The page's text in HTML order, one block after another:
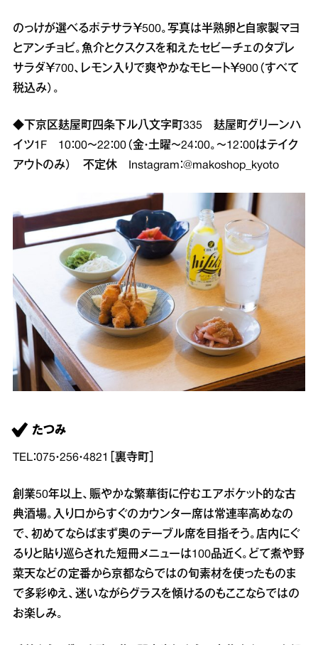
のっけが選べるポテサラ￥500。写真は半熟卵と自家製マヨ
とアンチョビ。魚介とクスクスを和えたセビーチェのタブレ
サラダ￥700、レモン入りで爽やかなモヒート￥900（すべて
税込み）。
◆下京区麸屋町四条下ル八文字町335 麸屋町グリーンハ
イツ1F 10：00～22：00（金・土曜～24：00。～12：00はテイク
アウトのみ） 不定休 Instagram：@makoshop_kyoto
たつみ
TEL：075・256・4821［裏寺町］
創業50年以上、賑やかな繁華街に佇むエアポケット的な古
典酒場。入り口からすぐのカウンター席は常連率高めなの
で、初めてならばまず奥のテーブル席を目指そう。店内にぐ
るりと貼り巡らされた短冊メニューは100品近く。どて煮や野
菜天などの定番から京都ならではの旬素材を使ったものま
で多彩ゆえ、迷いながらグラスを傾けるのもここならではの
お楽しみ。